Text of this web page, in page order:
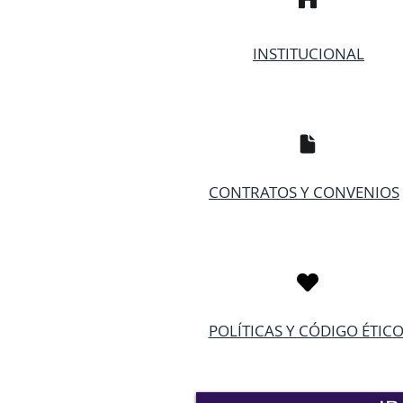
INSTITUCIONAL
CONTRATOS Y CONVENIOS
POLÍTICAS Y CÓDIGO ÉTICO